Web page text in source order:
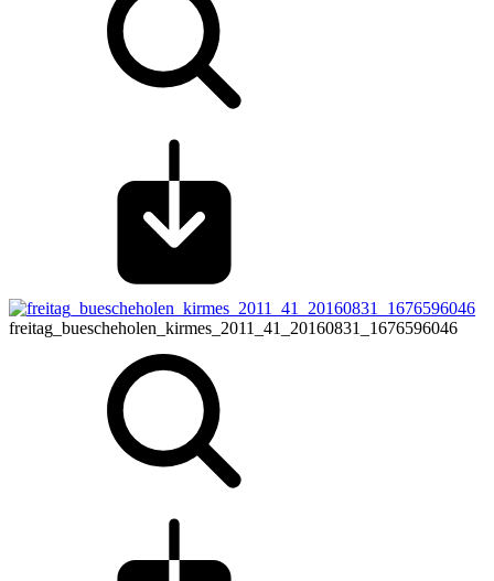
freitag_buescheholen_kirmes_2011_41_20160831_1676596046